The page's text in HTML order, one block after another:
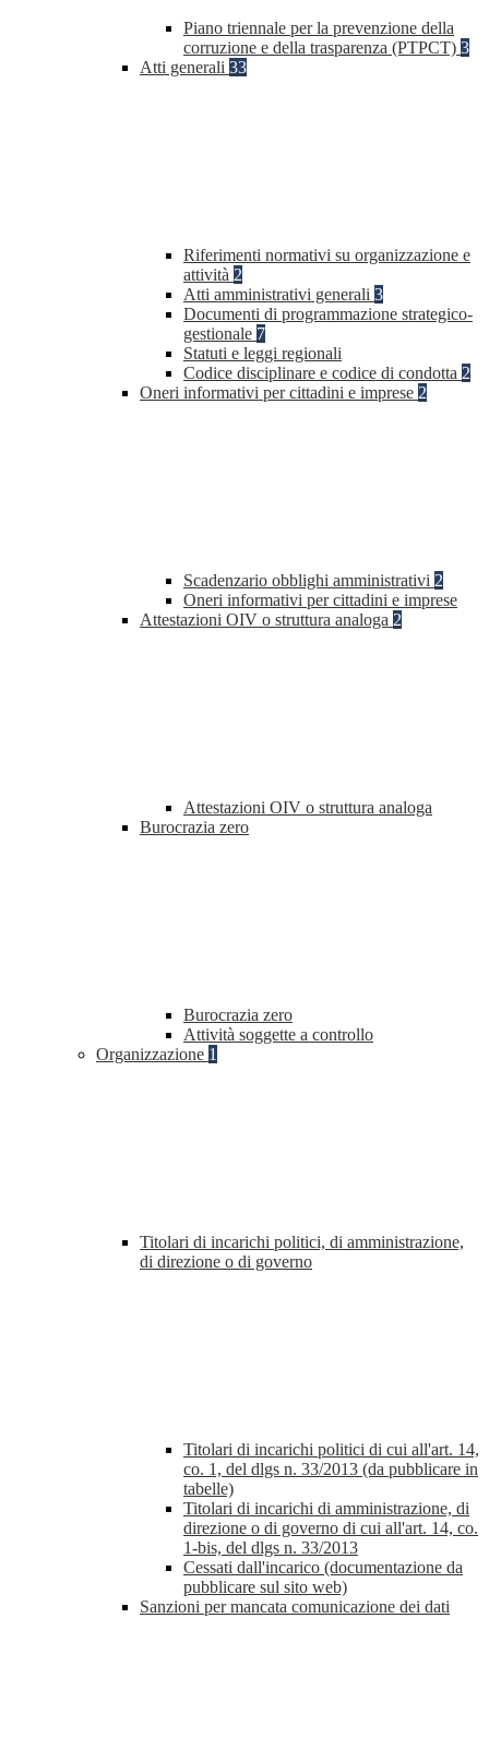
Piano triennale per la prevenzione della
corruzione e della trasparenza (PTPCT) 3
Atti generali 33
Riferimenti normativi su organizzazione e
attività 2
Atti amministrativi generali 3
Documenti di programmazione strategico-
gestionale 7
Statuti e leggi regionali
Codice disciplinare e codice di condotta 2
Oneri informativi per cittadini e imprese 2
Scadenzario obblighi amministrativi 2
Oneri informativi per cittadini e imprese
Attestazioni OIV o struttura analoga 2
Attestazioni OIV o struttura analoga
Burocrazia zero
Burocrazia zero
Attività soggette a controllo
Organizzazione 1
Titolari di incarichi politici, di amministrazione,
di direzione o di governo
Titolari di incarichi politici di cui all'art. 14,
co. 1, del dlgs n. 33/2013 (da pubblicare in
tabelle)
Titolari di incarichi di amministrazione, di
direzione o di governo di cui all'art. 14, co.
1-bis, del dlgs n. 33/2013
Cessati dall'incarico (documentazione da
pubblicare sul sito web)
Sanzioni per mancata comunicazione dei dati